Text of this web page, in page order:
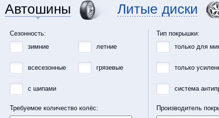
Автошины Литые диски
Сезонность:
зимние
летние
всесезонные грязевые
с шипами
Требуемое количество колёс:
Тип покрышки:
только для
только
система
Производитель